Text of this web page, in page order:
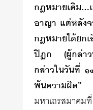
กฎหมายเดิม…
อาญา แต่หลัง
กฎหมายได้ยก
ปิฎก (ผู้กล่าว
กล่าวในวันที่
พ้นความผิด”
มหาเถรสมาค